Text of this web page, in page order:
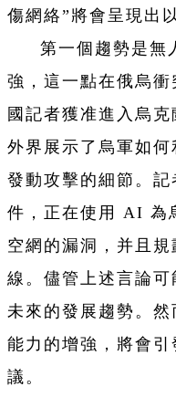
傷網絡”將會呈現出
第一個趨勢是無
強，這一點在俄烏
國記者獲准進入烏
外界展示了烏軍如
發動攻擊的細節。
件，正在使用 AI 為
空網的漏洞，并且
線。儘管上述言論
未來的發展趨勢。
能力的增強，將會
議。